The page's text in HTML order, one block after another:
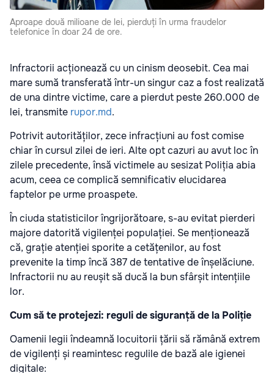
Aproape două milioane de lei, pierduți în urma fraudelor
telefonice în doar 24 de ore.
Infractorii acționează cu un cinism deosebit. Cea mai
mare sumă transferată într-un singur caz a fost realizată
de una dintre victime, care a pierdut peste 260.000 de
lei, transmite rupor.md.
Potrivit autorităților, zece infracțiuni au fost comise
chiar în cursul zilei de ieri. Alte opt cazuri au avut loc în
zilele precedente, însă victimele au sesizat Poliția abia
acum, ceea ce complică semnificativ elucidarea
faptelor pe urme proaspete.
În ciuda statisticilor îngrijorătoare, s-au evitat pierderi
majore datorită vigilenței populației. Se menționează
că, grație atenției sporite a cetățenilor, au fost
prevenite la timp încă 387 de tentative de înșelăciune.
Infractorii nu au reușit să ducă la bun sfârșit intențiile
lor.
Cum să te protejezi: reguli de siguranță de la Poliție
Oamenii legii îndeamnă locuitorii țării să rămână extrem
de vigilenți și reamintesc regulile de bază ale igienei
digitale: